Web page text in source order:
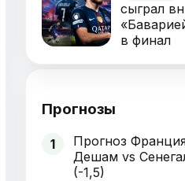
сыграл
в финал
Прогнозы
1
Прогноз
Дешам vs
(-1,5)